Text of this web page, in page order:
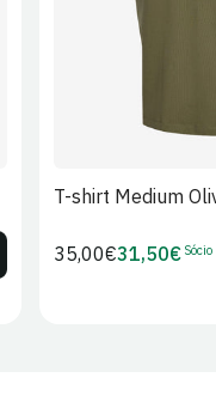
T-shirt Medium
Preço
35,00€Preço
31,50€ Sócio